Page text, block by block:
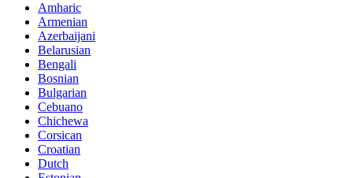
Amharic
Armenian
Azerbaijani
Belarusian
Bengali
Bosnian
Bulgarian
Cebuano
Chichewa
Corsican
Croatian
Dutch